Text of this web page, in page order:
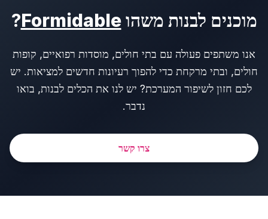
מוכנים לבנות משהו Formidable
?
אנו משתפים פעולה עם בתי חולים, מוסדות רפואיים, קופות
חולים, ובתי מרקחת כדי להפוך רעיונות חדשים למציאות. יש
לכם חזון לשיפור המערכת? יש לנו את הכלים לבנות, בואו
נדבר.
צרו קשר